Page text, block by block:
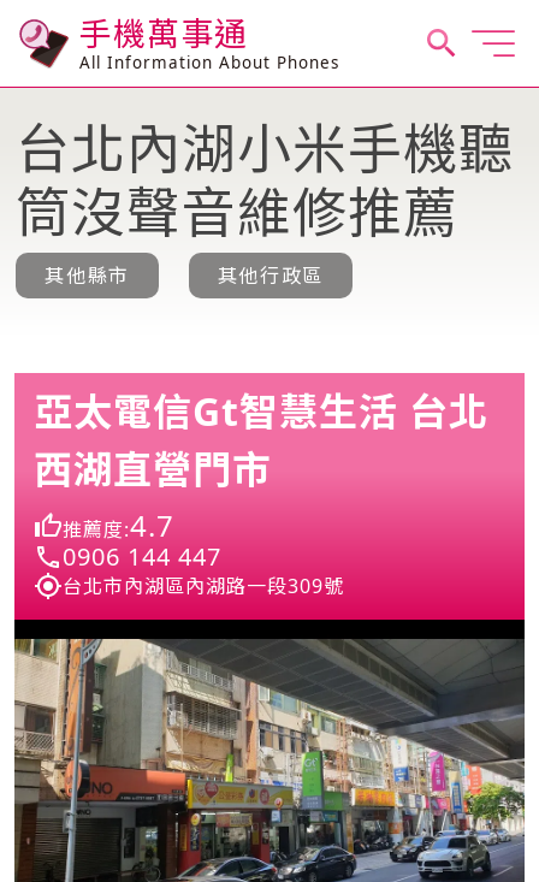
手機萬事通
All Information About Phones
台北內湖小米手機聽
筒沒聲音維修推薦
其他縣市 其他行政區
亞太電信Gt智慧生活 台北
西湖直營門市
推薦度:4.7
0906 144 447
台北市內湖區內湖路一段309號